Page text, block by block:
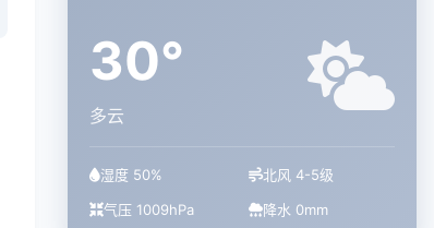
30°
多云
湿度 50%
北风 4-5级
气压 1009hPa
降水 0mm